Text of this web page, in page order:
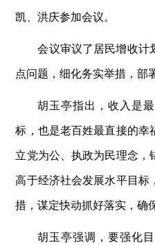
凯、洪庆参加会议。
会议审议了居民增收计
点问题，细化务实举措，部
胡玉亭指出，收入是
标，也是老百姓最直接的
立党为公、执政为民理念
高于经济社会发展水平目
措，谋定快动抓好落实，确
胡玉亭强调，要强化